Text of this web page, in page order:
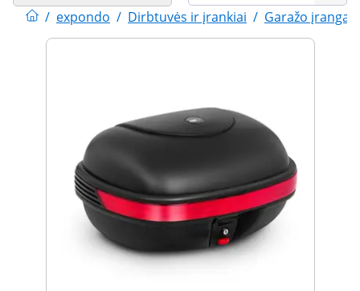
/ expondo / Dirbtuvės ir įrankiai / Garažo įranga